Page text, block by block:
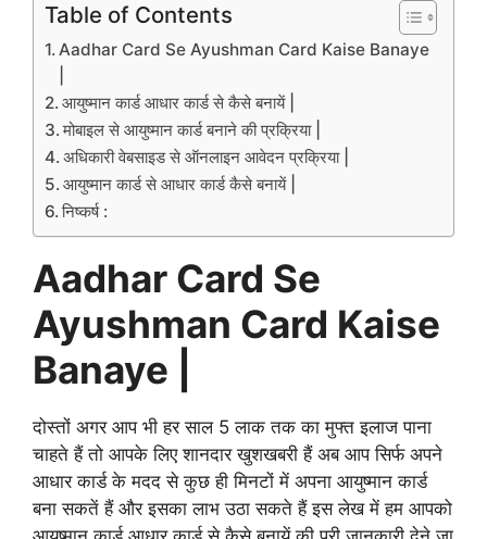
Table of Contents
Aadhar Card Se Ayushman Card Kaise Banaye
आयुष्मान कार्ड आधार कार्ड से कैसे बनायें |
मोबाइल से आयुष्मान कार्ड बनाने की प्रक्रिया |
अधिकारी वेबसाइड से ऑनलाइन आवेदन प्रक्रिया |
आयुष्मान कार्ड से आधार कार्ड कैसे बनायें |
निष्कर्ष :
Aadhar Card Se
Ayushman Card Kaise
Banaye |
दोस्तों अगर आप भी हर साल 5 लाक तक का मुफ्त इलाज पाना
चाहते हैं तो आपके लिए शानदार खुशखबरी हैं अब आप सिर्फ अपने
आधार कार्ड के मदद से कुछ ही मिनटों में अपना आयुष्मान कार्ड
बना सकतें हैं और इसका लाभ उठा सकते हैं इस लेख में हम आपको